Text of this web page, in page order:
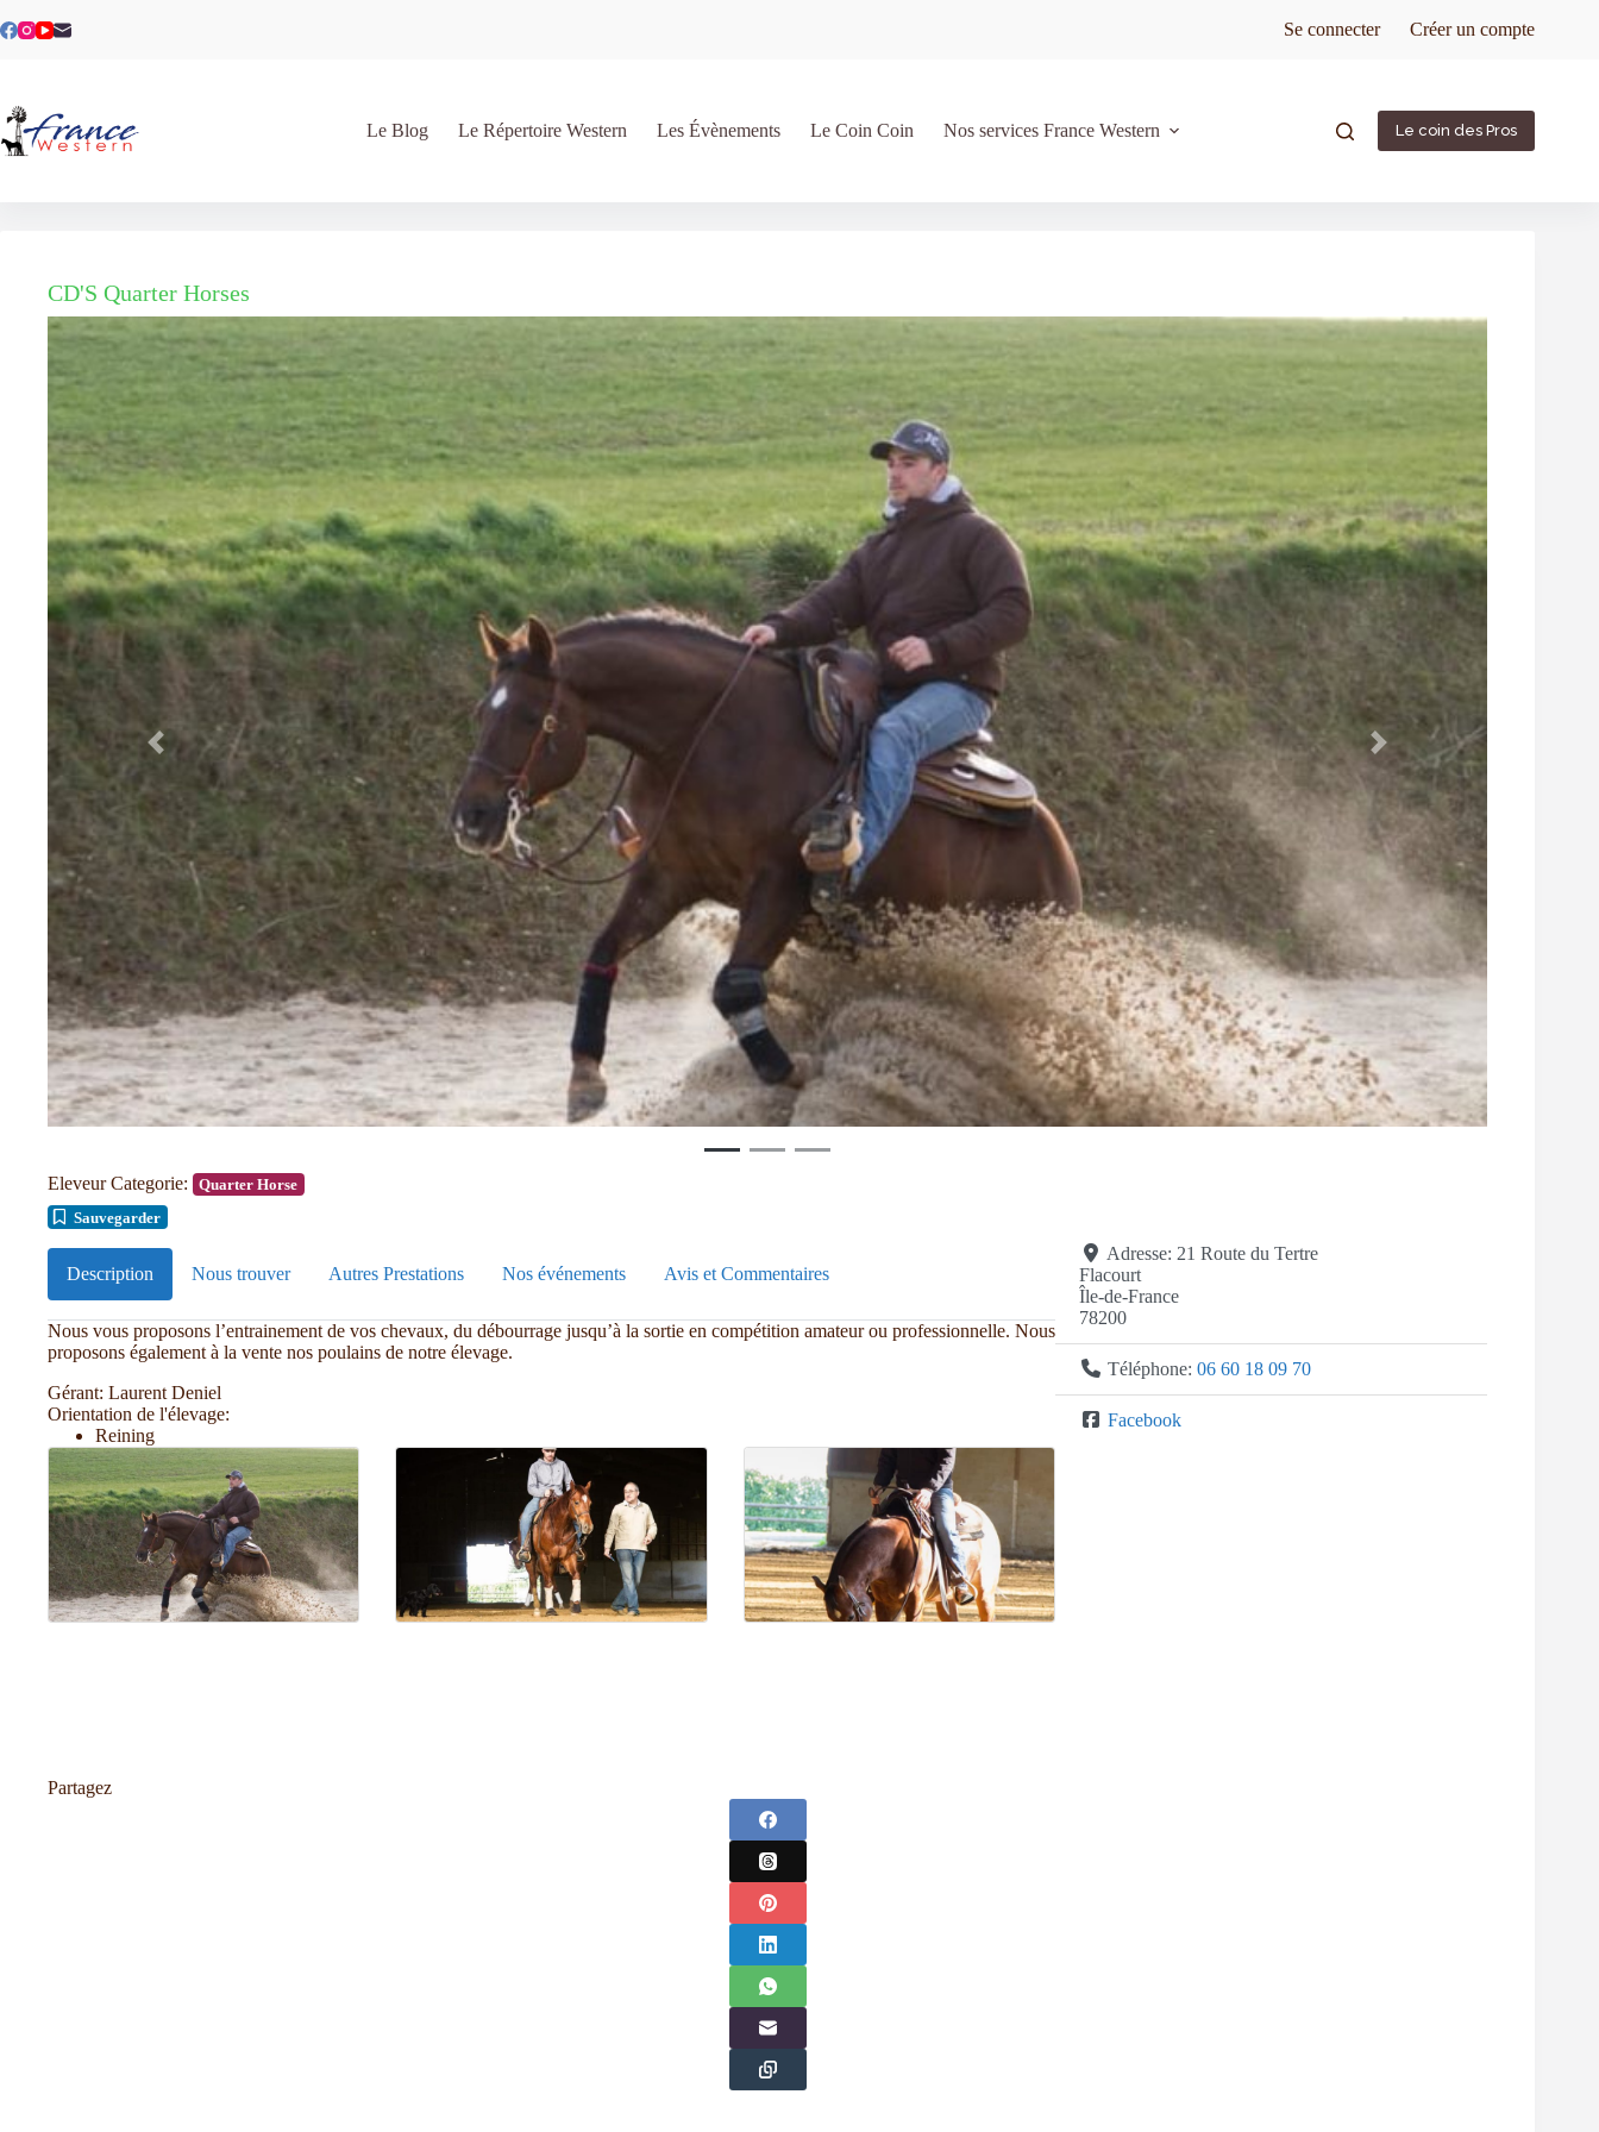
au
Se connecter Créer un compte
Le Blog Le Répertoire Western Les Évènements Le Coin Coin Nos services France Western Le coin des Pros
CD'S Quarter Horses
Précédent Suivant
Eleveur Categorie:
Quarter Horse
Sauvegarder
Description Nous trouver Autres Prestations Nos événements Avis et Commentaires
Nous vous proposons l’entrainement de vos chevaux, du débourrage jusqu’à la sortie en compétition amateur ou professionnelle. Nous
proposons également à la vente nos poulains de notre élevage.
Gérant: Laurent Deniel
Orientation de l'élevage:
Reining
Adresse: 21 Route du Tertre
Flacourt
Île-de-France
78200
Téléphone:06 60 18 09 70
Facebook
Partagez